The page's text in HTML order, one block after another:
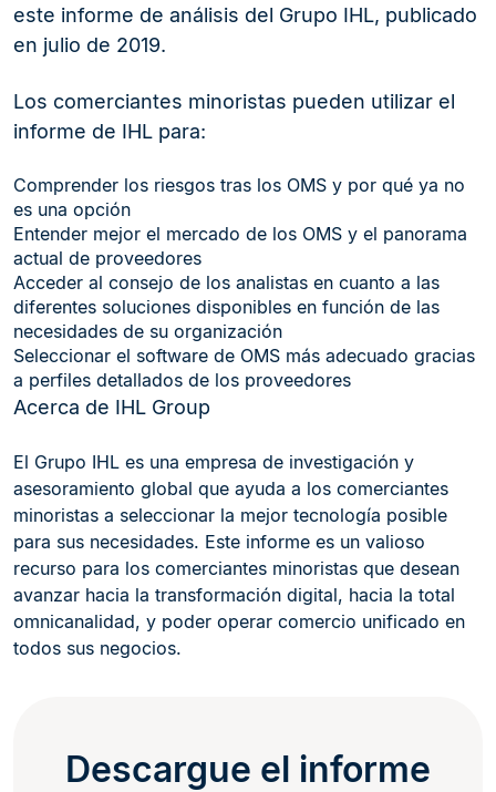
este informe de análisis del Grupo IHL, publicado
en julio de 2019.
Los comerciantes minoristas pueden utilizar el
informe de IHL para:
Comprender los riesgos tras los OMS y por qué ya no
es una opción
Entender mejor el mercado de los OMS y el panorama
actual de proveedores
Acceder al consejo de los analistas en cuanto a las
diferentes soluciones disponibles en función de las
necesidades de su organización
Seleccionar el software de OMS más adecuado gracias
a perfiles detallados de los proveedores
Acerca de IHL Group
El Grupo IHL es una empresa de investigación y
asesoramiento global que ayuda a los comerciantes
minoristas a seleccionar la mejor tecnología posible
para sus necesidades. Este informe es un valioso
recurso para los comerciantes minoristas que desean
avanzar hacia la transformación digital, hacia la total
omnicanalidad, y poder operar comercio unificado en
todos sus negocios.
Descargue el informe